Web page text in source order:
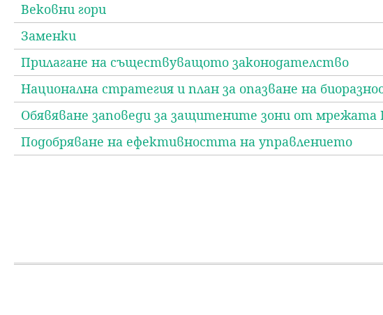
Вековни гори
Заменки
Прилагане на съществуващото законодателство
Национална стратегия и план за опазване на
Обявяване заповеди за защитените зони от мрежата
Подобряване на ефективността на управлението